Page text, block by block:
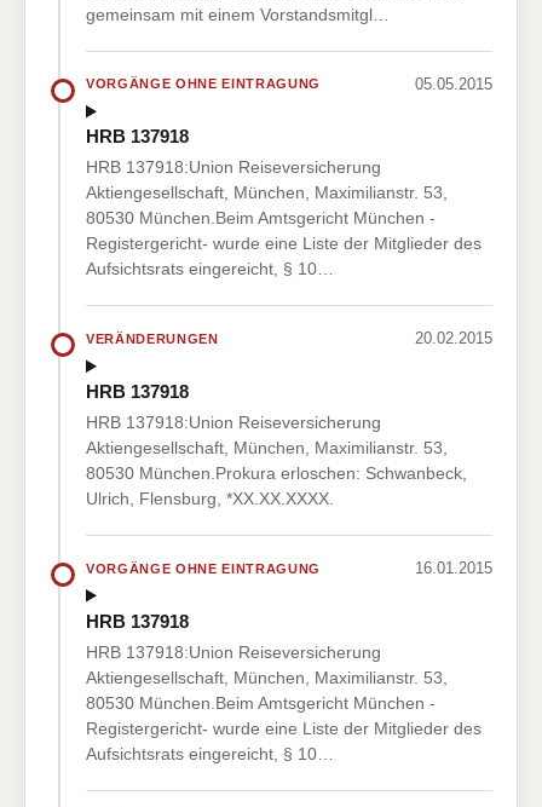
gemeinsam mit einem Vorstandsmitgl…
VORGÄNGE OHNE EINTRAGUNG 05.05.2015
HRB 137918
HRB 137918:Union Reiseversicherung
Aktiengesellschaft, München, Maximilianstr. 53,
80530 München.Beim Amtsgericht München -
Registergericht- wurde eine Liste der Mitglieder des
Aufsichtsrats eingereicht, § 10…
VERÄNDERUNGEN 20.02.2015
HRB 137918
HRB 137918:Union Reiseversicherung
Aktiengesellschaft, München, Maximilianstr. 53,
80530 München.Prokura erloschen: Schwanbeck,
Ulrich, Flensburg, *XX.XX.XXXX.
VORGÄNGE OHNE EINTRAGUNG 16.01.2015
HRB 137918
HRB 137918:Union Reiseversicherung
Aktiengesellschaft, München, Maximilianstr. 53,
80530 München.Beim Amtsgericht München -
Registergericht- wurde eine Liste der Mitglieder des
Aufsichtsrats eingereicht, § 10…